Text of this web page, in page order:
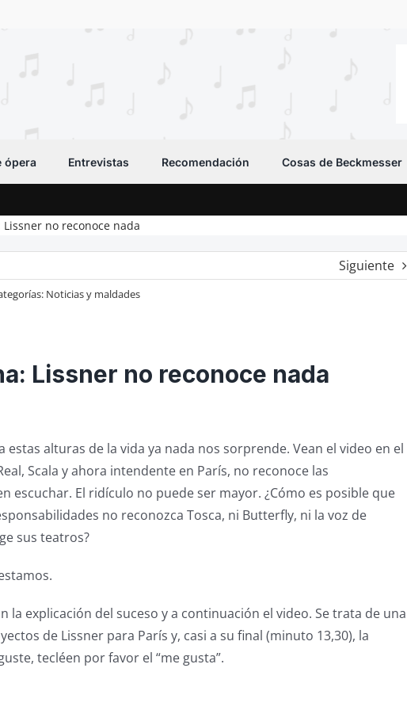
ópera Entrevistas Recomendación Cosas de Beckmesser
no reconoce nada
Siguiente
Noticias y maldades
Lissner no reconoce nada
estas alturas de la vida ya nada nos sorprende. Vean el video en el
Scala y ahora intendente en París, no reconoce las
escuchar. El ridículo no puede ser mayor. ¿Cómo es posible que
no reconozca Tosca, ni Butterfly, ni la voz de
sus teatros?
la explicación del suceso y a continuación el video. Se trata de una
de Lissner para París y, casi a su final (minuto 13,30), la
tecléen por favor el “me gusta”.